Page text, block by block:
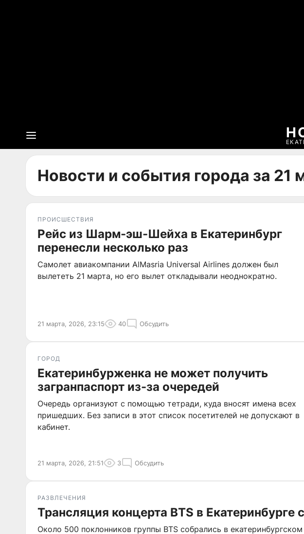
Новости и события города за 21
ПРОИСШЕСТВИЯ
Рейс из Шарм-эш-Шейха в Екатеринбург
перенесли несколько раз
Самолет авиакомпании AlMasria Universal Airlines должен был
вылететь 21 марта, но его вылет откладывали неоднократно.
21 марта, 2026, 23:15 40 Обсудить
ГОРОД
Екатеринбурженка не может получить
загранпаспорт из-за очередей
Очередь организуют с помощью тетради, куда вносят имена всех
пришедших. Без записи в этот список посетителей не допускают в
кабинет.
21 марта, 2026, 21:51 3 Обсудить
РАЗВЛЕЧЕНИЯ
Трансляция концерта BTS в Екатеринбурге
Около 500 поклонников группы BTS собрались в